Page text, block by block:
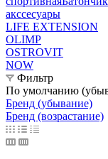
акссесуары
LIFE EXTENSION
OLIMP
OSTROVIT
NOW
Фильтр
По умолчанию
Бренд (убывание)
Бренд (возрастание)